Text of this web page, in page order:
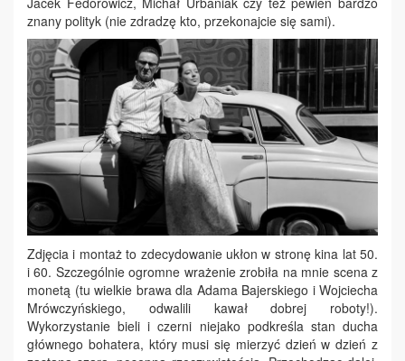
znany polityk (nie zdradzę kto, przekonajcie się sami).
Zdjęcia i montaż to zdecydowanie ukłon w stronę kina lat 50.
i 60. Szczególnie ogromne wrażenie zrobiła na mnie scena z
monetą (tu wielkie brawa dla Adama Bajerskiego i Wojciecha
Mrówczyńskiego, odwalili kawał dobrej roboty!).
Wykorzystanie bieli i czerni niejako podkreśla stan ducha
głównego bohatera, który musi się mierzyć dzień w dzień z